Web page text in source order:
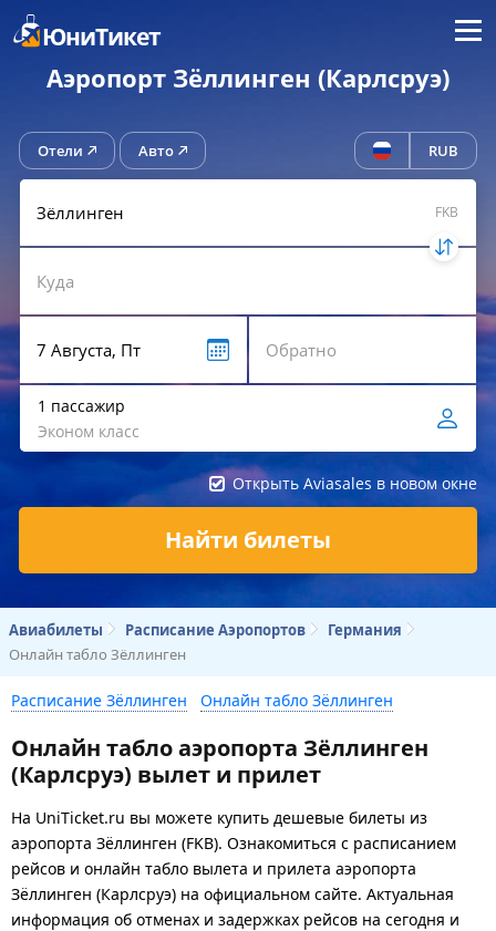
ЮниТикет Меню
Аэропорт Зёллинген (Карлсруэ)
Отели Авто RUB
FKB
1 пассажир
Эконом класс
Открыть Aviasales в новом окне
Найти билеты
Авиабилеты Расписание Аэропортов
Германия
Онлайн табло Зёллинген
Расписание Зёллинген Онлайн табло Зёллинген
Онлайн табло аэропорта Зёллинген
(Карлсруэ) вылет и прилет
На UniTicket.ru вы можете купить дешевые билеты из
аэропорта Зёллинген (FKB). Ознакомиться с расписанием
рейсов и онлайн табло вылета и прилета аэропорта
Зёллинген (Карлсруэ) на официальном сайте. Актуальная
информация об отменах и задержках рейсов на сегодня и